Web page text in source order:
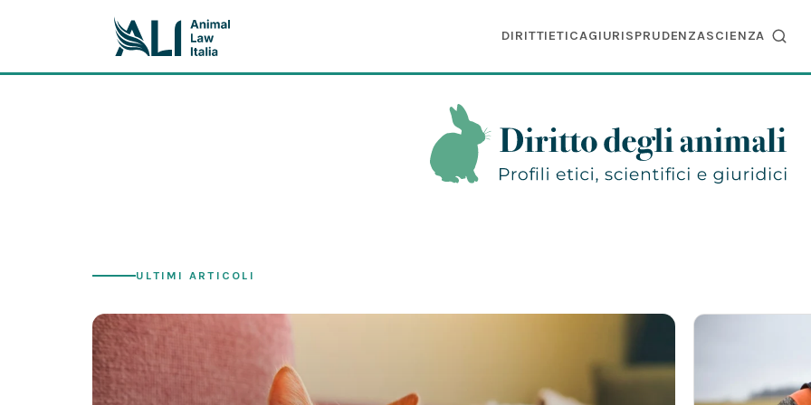
DIRITTIETICAGIURISPRUDENZASCIENZA
ULTIMI ARTICOLI